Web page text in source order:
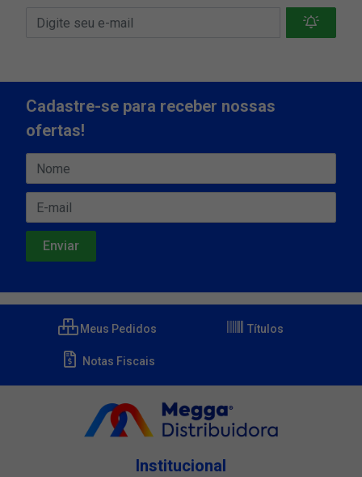
Cadastre-se para receber nossas
ofertas!
Meus Pedidos Títulos
Notas Fiscais
Institucional